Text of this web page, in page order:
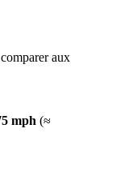
aux
mph (≈